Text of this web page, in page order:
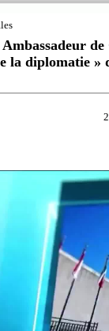
la diplomatie »